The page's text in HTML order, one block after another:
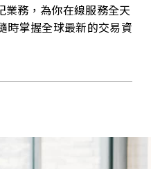
務，為你在線服務全天
時掌握全球最新的交易資